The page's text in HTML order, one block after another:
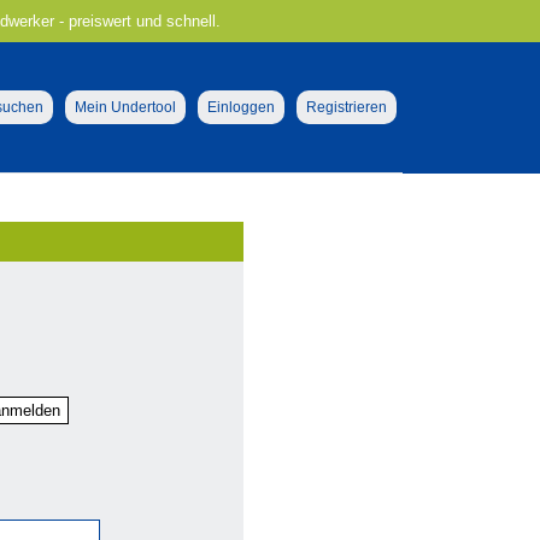
- preiswert und schnell.
Mein Undertool Einloggen Registrieren